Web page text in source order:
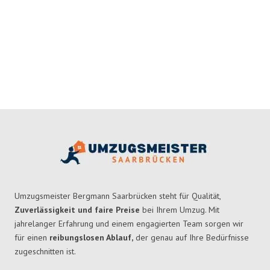
Umzugsmeister Bergmann Saarbrücken steht für Qualität,
Zuverlässigkeit und faire Preise bei Ihrem Umzug. Mit
jahrelanger Erfahrung und einem engagierten Team sorgen wir
für einen reibungslosen Ablauf, der genau auf Ihre Bedürfnisse
zugeschnitten ist.